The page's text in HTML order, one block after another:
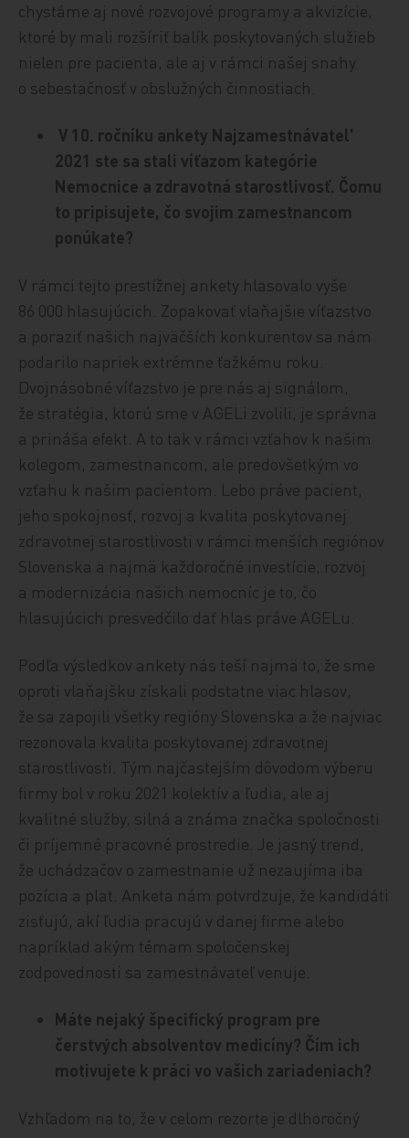
chystáme aj nové rozvojové programy a akvizície,
ktoré by mali rozšíriť balík poskytovaných služieb
nielen pre pacienta, ale aj v rámci našej snahy
o sebestačnosť v obslužných činnostiach.
V 10. ročníku ankety Najzamestnávatel'
2021 ste sa stali víťazom kategórie
Nemocnice a zdravotná starostlivosť. Čomu
to pripisujete, čo svojim zamestnancom
ponúkate?
V rámci tejto prestížnej ankety hlasovalo vyše
86 000 hlasujúcich. Zopakovať vlaňajšie víťazstvo
a poraziť našich najväčších konkurentov sa nám
podarilo napriek extrémne ťažkému roku.
Dvojnásobné víťazstvo je pre nás aj signálom,
že stratégia, ktorú sme v AGELi zvolili, je správna
a prináša efekt. A to tak v rámci vzťahov k našim
kolegom, zamestnancom, ale predovšetkým vo
vzťahu k našim pacientom. Lebo práve pacient,
jeho spokojnosť, rozvoj a kvalita poskytovanej
zdravotnej starostlivosti v rámci menších regiónov
Slovenska a najmä každoročné investície, rozvoj
a modernizácia našich nemocníc je to, čo
hlasujúcich presvedčilo dať hlas práve AGELu.
Podľa výsledkov ankety nás teší najmä to, že sme
oproti vlaňajšku získali podstatne viac hlasov,
že sa zapojili všetky regióny Slovenska a že najviac
rezonovala kvalita poskytovanej zdravotnej
starostlivosti. Tým najčastejším dôvodom výberu
firmy bol v roku 2021 kolektív a ľudia, ale aj
kvalitné služby, silná a známa značka spoločnosti
či príjemné pracovné prostredie. Je jasný trend,
že uchádzačov o zamestnanie už nezaujíma iba
pozícia a plat. Anketa nám potvrdzuje, že kandidáti
zisťujú, akí ľudia pracujú v danej firme alebo
napríklad akým témam spoločenskej
zodpovednosti sa zamestnávateľ venuje.
Máte nejaký špecifický program pre
čerstvých absolventov medicíny? Čím ich
motivujete k práci vo vašich zariadeniach?
Vzhľadom na to, že v celom rezorte je dlhoročný